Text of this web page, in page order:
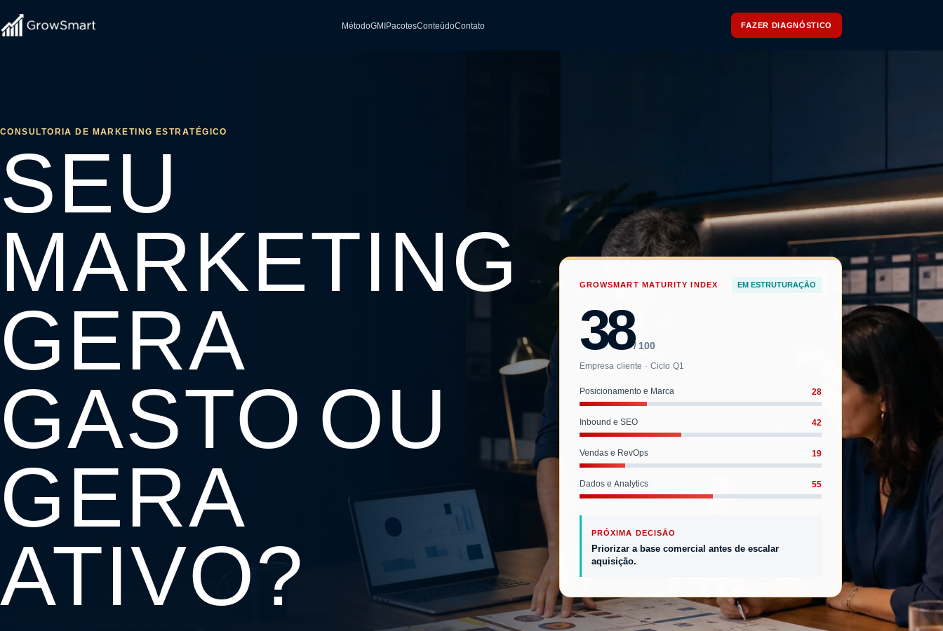
MétodoGMIPacotesConteúdoContato FAZER DIAGNÓSTICO
CONSULTORIA DE MARKETING ESTRATÉGICO
SEU
MARKETING
GERA
GASTO OU
GERA
ATIVO?
GROWSMART MATURITY INDEX EM ESTRUTURAÇÃO
38/ 100
Empresa cliente · Ciclo Q1
Posicionamento e Marca 28
Inbound e SEO 42
Vendas e RevOps 19
Dados e Analytics 55
PRÓXIMA DECISÃO
Priorizar a base comercial antes de escalar
aquisição.